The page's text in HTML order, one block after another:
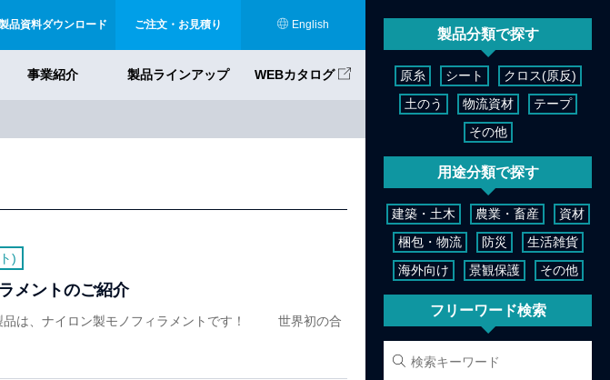
品資料ダウンロード ご注文・お見積り English
事業紹介 製品ラインアップ WEBカタログ
)
メントのご紹介
品は、ナイロン製モノフィラメントです！ 世界初の合
製品分類で探す
原糸 シート
クロス(原反)
土のう
物流資材
テープ
その他
用途分類で探す
建築・土木 農業・畜産
資材
梱包・物流
防災
生活雑貨
海外向け
景観保護 その他
フリーワード検索